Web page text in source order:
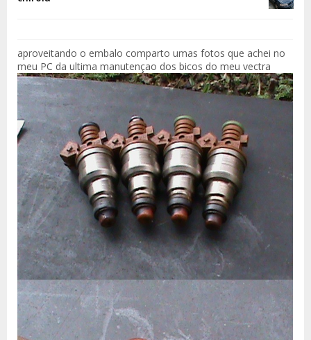
aproveitando o embalo comparto umas fotos que achei no
meu PC da ultima manutençao dos bicos do meu vectra